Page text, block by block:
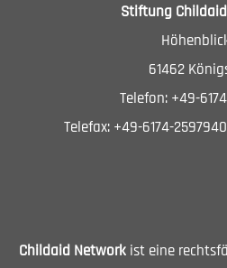
Stiftung
61462
Telefon: +49-
Telefax: +49-6174-2597940
Childaid Network ist eine